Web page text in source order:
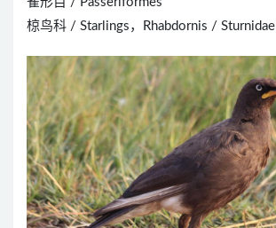
椋鸟科 / Starlings，Rhabdornis / Sturnidae